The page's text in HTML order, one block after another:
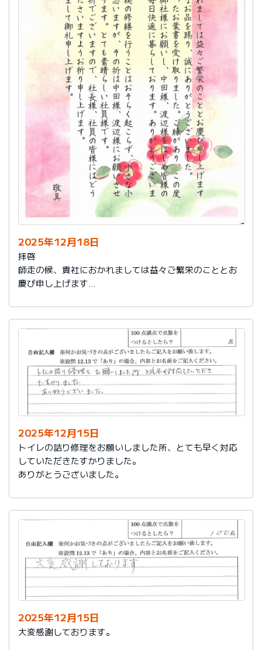
2025年12月18日
拝啓
師走の候、貴社におかれましては益々ご繁栄のこととお
慶び申し上げます
ざいました。
また、本日は心のこもったお葉書を受け取りました。ご
縁があり、この度の拙宅のリフォームを御社様にお願い
し、中田様、渡辺様をはじめ皆様のおかげをもちまし
て、毎日快適に暮らしております。ありがとうございま
した。
今後は、このような規模の修繕を行うことはおそらく起
こらず、小さな小さな修繕になろうかと思いますが、そ
の折は中田様、渡辺様にお願いさせていただくつもりで
おります。とても素晴らしい社員様です。
寒さもひとしお厳しい折でございますので、社長様、社
員の皆様にはどうぞくれぐれもご自愛くださいますよう
お祈り申し上げます。
敬具
2025年12月15日
トイレの詰り修理をお願いしました所、とても早く対応
していただきたすかりました。
ありがとうございました。
2025年12月15日
大変感謝しております。